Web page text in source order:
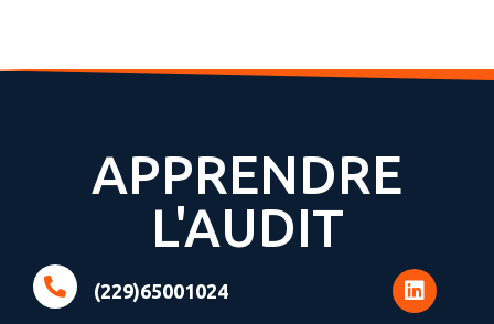
APPRENDRE
L'AUDIT
(229)65001024